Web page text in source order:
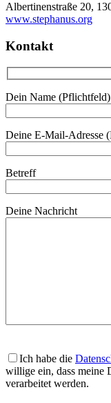
Albertinenstraße 20,
www.stephanus.org
Kontakt
Dein Name (Pflichtfeld)
Deine E-Mail-Adresse
Betreff
Deine Nachricht
Ich habe die
willige ein, dass meine
verarbeitet werden.